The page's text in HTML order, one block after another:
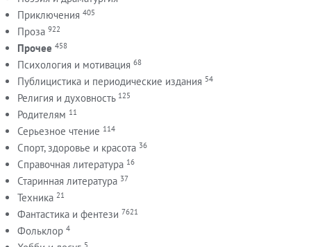
Приключения 405
Проза 922
Прочее 458
Психология и мотивация 68
Публицистика и периодические издания 54
Религия и духовность 125
Родителям 11
Серьезное чтение 114
Спорт, здоровье и красота 36
Справочная литература 16
Старинная литература 37
Техника 21
Фантастика и фентези 7621
Фольклор 4
5